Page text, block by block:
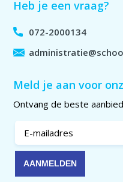
Heb je een vraag?
072-2000134
Meld je aan voor
Ontvang de beste